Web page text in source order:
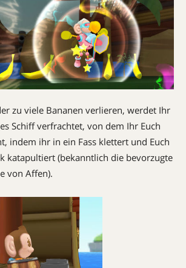
zu viele Bananen verlieren, werdet Ihr
Schiff verfrachtet, von dem Ihr Euch
indem ihr in ein Fass klettert und Euch
katapultiert (bekanntlich die bevorzugte
von Affen).